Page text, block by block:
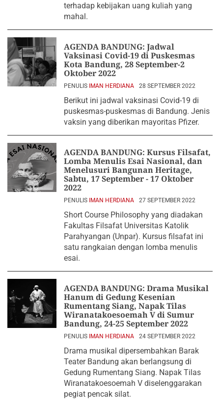
terhadap kebijakan uang kuliah yang
mahal.
AGENDA BANDUNG: Jadwal
Vaksinasi Covid-19 di Puskesmas
Kota Bandung, 28 September-2
Oktober 2022
PENULIS IMAN HERDIANA 28 SEPTEMBER 2022
Berikut ini jadwal vaksinasi Covid-19 di
puskesmas-puskesmas di Bandung. Jenis
vaksin yang diberikan mayoritas Pfizer.
AGENDA BANDUNG: Kursus Filsafat,
Lomba Menulis Esai Nasional, dan
Menelusuri Bangunan Heritage,
Sabtu, 17 September - 17 Oktober
2022
PENULIS IMAN HERDIANA 27 SEPTEMBER 2022
Short Course Philosophy yang diadakan
Fakultas Filsafat Universitas Katolik
Parahyangan (Unpar). Kursus filsafat ini
satu rangkaian dengan lomba menulis
esai.
AGENDA BANDUNG: Drama Musikal
Hanum di Gedung Kesenian
Rumentang Siang, Napak Tilas
Wiranatakoesoemah V di Sumur
Bandung, 24-25 September 2022
PENULIS IMAN HERDIANA 24 SEPTEMBER 2022
Drama musikal dipersembahkan Barak
Teater Bandung akan berlangsung di
Gedung Rumentang Siang. Napak Tilas
Wiranatakoesoemah V diselenggarakan
pegiat pencak silat.